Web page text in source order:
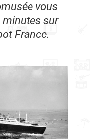
vous
minutes sur
France.